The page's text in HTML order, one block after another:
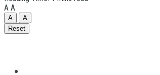
Quilmes
A A
A
A
Reset